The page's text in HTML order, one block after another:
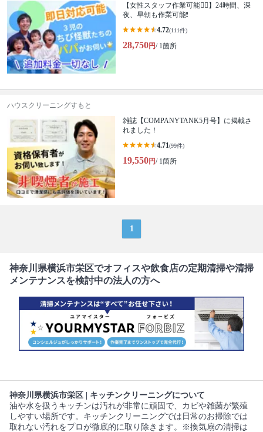
【女性スタッフ作業可能🙆‍♀️】24時間、深
夜、早朝も作業可能❗️
4.72(111件)
28,750円/ 1箇所
ハウスクリーニングすもと
雑誌【COMPANYTANK5月号】に掲載さ
れました！
4.71(99件)
19,550円/ 1箇所
1
神奈川県横浜市栄区でオフィスや飲食店の定期清掃や清掃
メンテナンスを検討中の法人の方へ
神奈川県横浜市栄区 | キッチンクリーニングについて
油や水を扱うキッチンは汚れが非常に頑固で、カビや雑菌が繁殖
しやすい場所です。キッチンクリーニングでは日常のお掃除では
取れない汚れをプロが徹底的に取り除きます。※換気扇の清掃は